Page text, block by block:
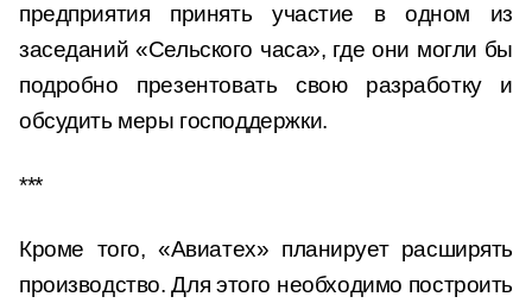
предприятия принять участие в одном из
заседаний «Сельского часа», где они могли бы
подробно презентовать свою разработку и
обсудить меры господдержки.
***
Кроме того, «Авиатех» планирует расширять
производство. Для этого необходимо построить